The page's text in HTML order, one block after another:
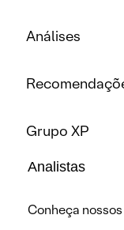
Análises
Grupo XP
Analistas
Conheça